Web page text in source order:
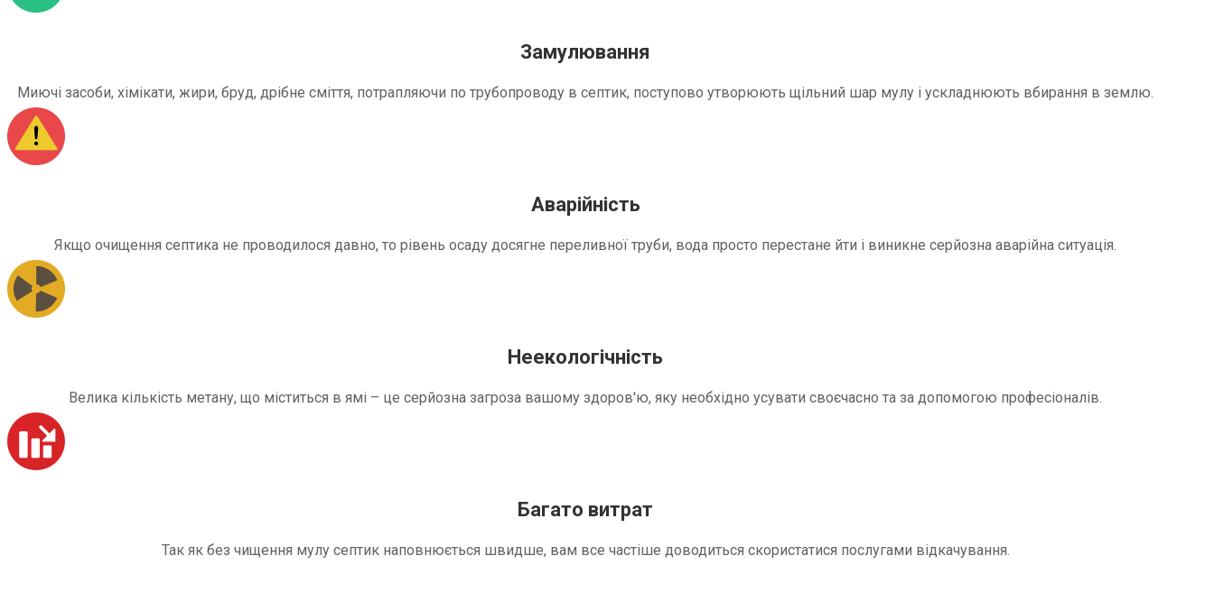
Замулювання
Миючі засоби, хімікати, жири, бруд, дрібне сміття, потрапляючи по трубопроводу в септик, поступово утворюють щільний шар мулу і ускладнюють вбирання в землю.
Аварійність
Якщо очищення септика не проводилося давно, то рівень осаду досягне переливної труби, вода просто перестане йти і виникне серйозна аварійна ситуація.
Неекологічність
Велика кількість метану, що міститься в ямі – це серйозна загроза вашому здоров'ю, яку необхідно усувати своєчасно та за допомогою професіоналів.
Багато витрат
Так як без чищення мулу септик наповнюється швидше, вам все частіше доводиться скористатися послугами відкачування.